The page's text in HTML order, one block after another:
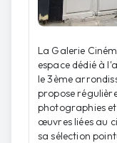
La Galerie
espace dédié à
le 3ème
propose
photographies
œuvres liées au
sa sélection